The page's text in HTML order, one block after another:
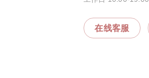
在线客服